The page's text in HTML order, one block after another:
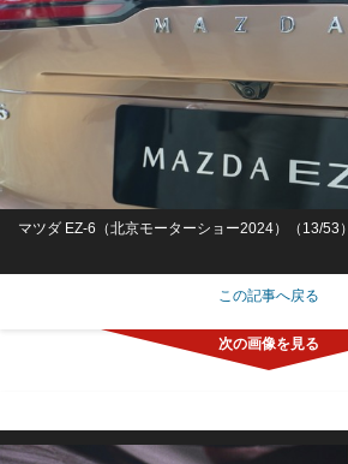
マツダ EZ-6（北京モーターショー2024）（13/53）
この記事へ戻る